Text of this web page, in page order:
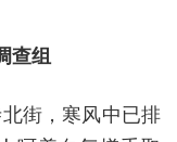
查组
街，寒风中已排